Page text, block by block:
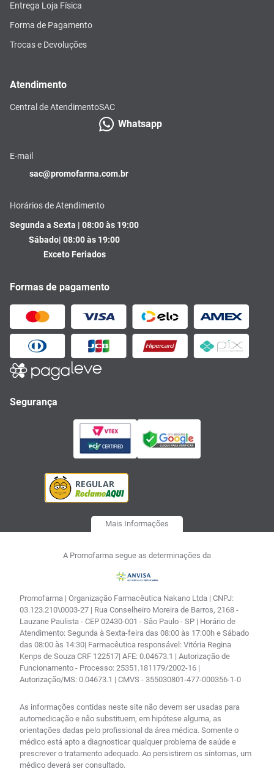
Entrega Loja Física
Forma de Pagamento
Trocas e Devoluções
Atendimento
Central de AtendimentoSAC
Whatsapp
E-mail
sac@promofarma.com.br
Horários de Atendimento
Segunda a Sexta | 08:00 às 19:00
Sábado| 08:00 às 19:00
Exceto Feriados
Formas de pagamento
Segurança
Mais Informações
A Promofarma segue as determinações da
Promofarma | Organização Farmacêutica Nakano Ltda | CNPJ:
03.123.210\0003-27 | Rua Conselheiro Moreira de Barros, 2168 -
Lauzane Paulista - CEP 02430-001 - São Paulo - SP | Horário de
Atendimento: Segunda à Sexta-feira das 08:00 às 17:00h e Sábado
das 08:00 às 14:30| Farmacêutica responsável: Vitória Regina
Kenps de Souza CRF 122517| AFE: 0.04673.1 | Autorização de
Funcionamento - Processo: 25351.181179/2002-16 |
Autorização/MS: 0.04673.1 | CMVS - 355030801-477-000356-1-0
As informações contidas neste site não devem ser usadas para
automedicação e não substituem, em hipótese alguma, as
orientações dadas pelo profissional da área médica. Somente o
médico está apto a diagnosticar qualquer problema de saúde e
prescrever o tratamento adequado. Ao persistirem os sintomas, um
médico deverá ser consultado.